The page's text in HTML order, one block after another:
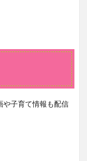
や子育て情報も配信